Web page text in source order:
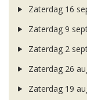
Zaterdag 16
Zaterdag 9
Zaterdag 2
Zaterdag 26
Zaterdag 19